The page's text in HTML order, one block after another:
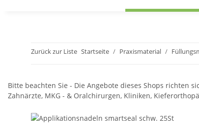
Zurück zur Liste Startseite Praxismaterial
Bitte beachten Sie - Die Angebote dieses Shops richten
Zahnärzte, MKG - & Oralchirurgen, Kliniken,